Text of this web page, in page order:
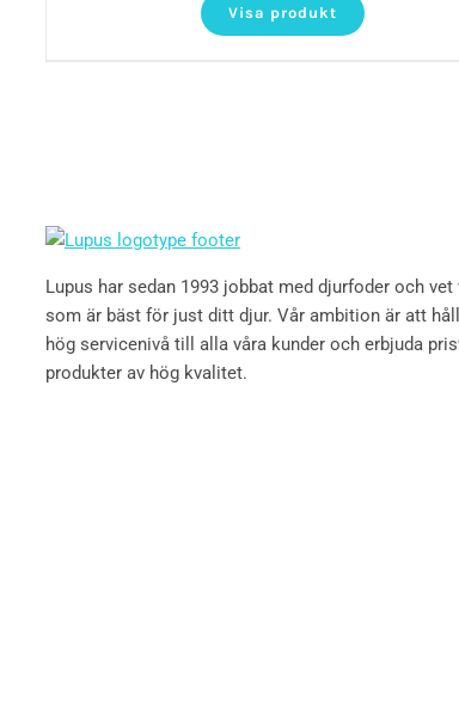
Visa produkt
Lupus har sedan 1993 jobbat med djurfoder och vet
som är bäst för just ditt djur. Vår ambition är att
hög servicenivå till alla våra kunder och erbjuda
produkter av hög kvalitet.